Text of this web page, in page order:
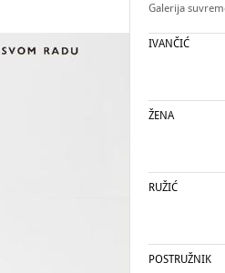
Galerija
IVANČIĆ
ŽENA
RUŽIĆ
POSTRUŽNIK